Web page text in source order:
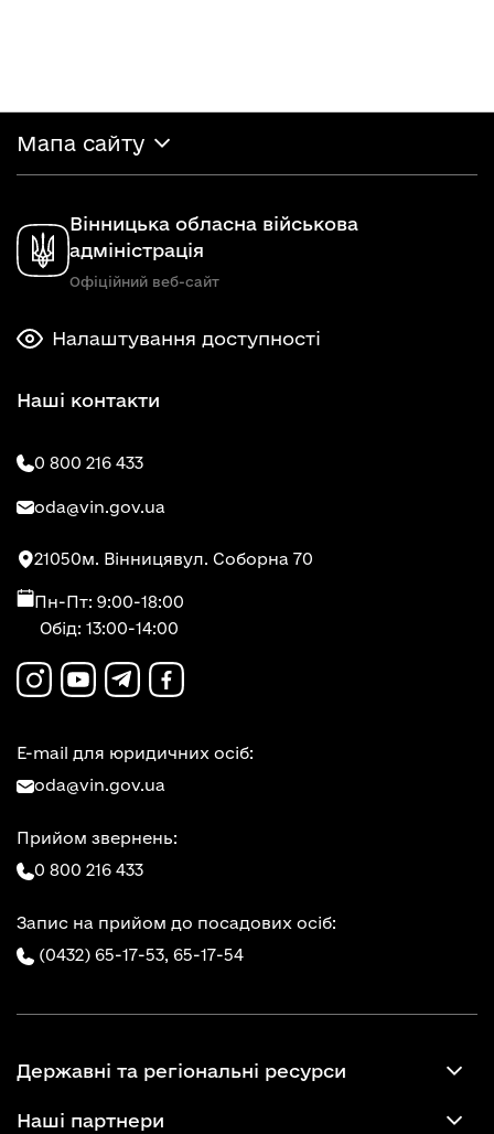
Мапа сайту
Вінницька обласна військова
адміністрація
Офіційний веб-сайт
Налаштування доступності
Наші контакти
0 800 216 433
oda@vin.gov.ua
21050м. Вінницявул. Соборна 70
Пн-Пт: 9:00-18:00
Обід: 13:00-14:00
E-mail для юридичних осіб:
oda@vin.gov.ua
Прийом звернень:
0 800 216 433
Запис на прийом до посадових осіб:
(0432) 65-17-53, 65-17-54
Державні та регіональні ресурси
Наші партнери